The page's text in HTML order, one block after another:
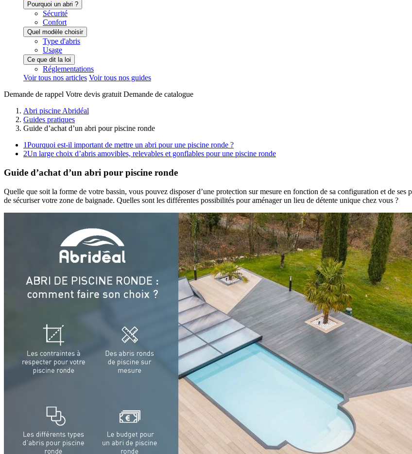
Pourquoi un abri ?
Sécurité
Confort
Quel modèle choisir
Type d'abris
Usage
Ce que dit la loi
Réglementations
Voir tous nos articles Voir tous nos guides
Demande de rappel Votre devis gratuit Demande de catalogue
Abri piscine Abridéal
Guides pratiques
Guide d’achat d’un abri pour piscine ronde
1Pourquoi est-il important de mettre un abri pour une piscine ronde ?
2Un large choix d’abris amovibles, relevables et gonflables pour une piscine ronde
Guide d’achat d’un abri pour piscine ronde
Quelle que soit la forme de votre bassin, vous pouvez disposer d’une protection sur mesure en fonction de sa configuration et de ses
de sécuriser votre zone de baignade. Quelles sont les différentes possibilités pour aménager un lieu de détente unique chez vous ?